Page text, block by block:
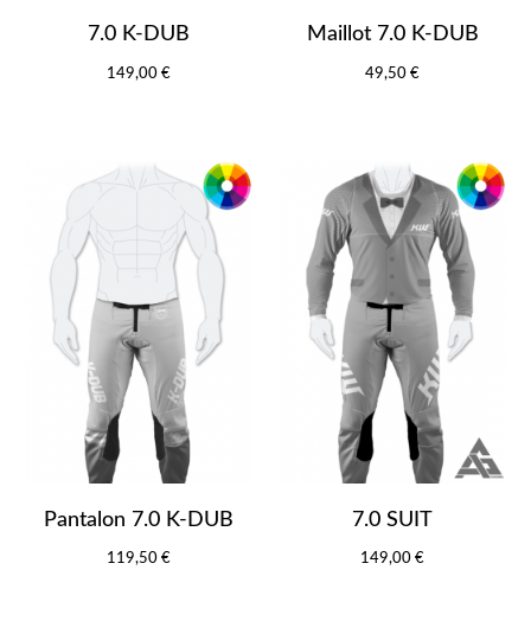
7.0 K-DUB
149,00 €
Maillot 7.0 K-DUB
49,50 €
Pantalon 7.0 K-DUB
119,50 €
7.0 SUIT
149,00 €